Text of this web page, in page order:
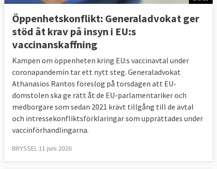
Öppenhetskonflikt: Generaladvokat ger
stöd åt krav på insyn i EU:s
vaccinanskaffning
Kampen om öppenheten kring EU:s vaccinavtal under
coronapandemin tar ett nytt steg. Generaladvokat
Athanasios Rantos föreslog på torsdagen att EU-
domstolen ska ge rätt åt de EU-parlamentariker och
medborgare som sedan 2021 krävt tillgång till de avtal
och intressekonfliktsförklaringar som upprättades under
vaccinförhandlingarna.
BRYSSEL 11 juni 2026